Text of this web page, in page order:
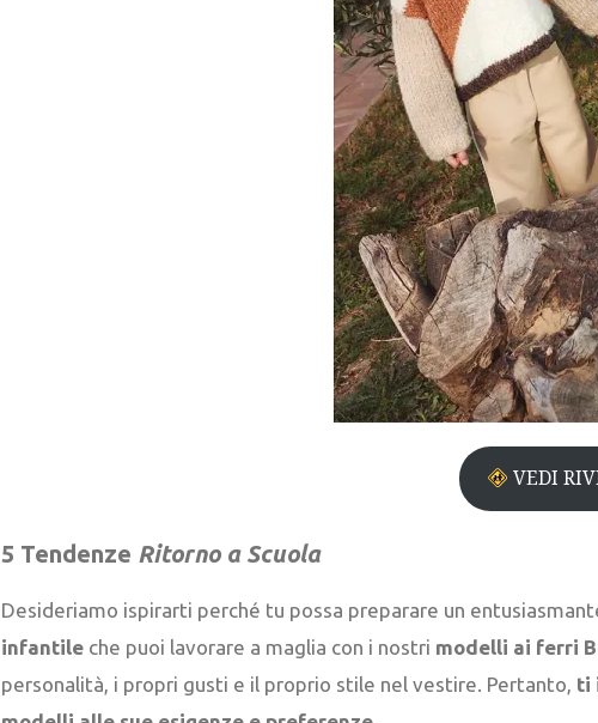
VEDI
5 Tendenze Ritorno a Scuola
Desideriamo ispirarti perché tu possa preparare un
infantile che puoi lavorare a maglia con i nostri modelli ai ferri
personalità, i propri gusti e il proprio stile nel vestire. Pertanto, ti